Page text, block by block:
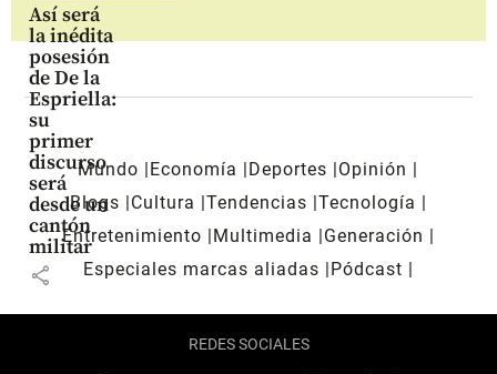
Así será
la inédita
posesión
de De la
Espriella:
su
primer
discurso
será
desde un
cantón
militar
share
Mundo Economía Deportes
Opinión
Blogs
Cultura Tendencias Tecnología
Entretenimiento
Multimedia
Generación
Especiales marcas aliadas
Pódcast
REDES SOCIALES